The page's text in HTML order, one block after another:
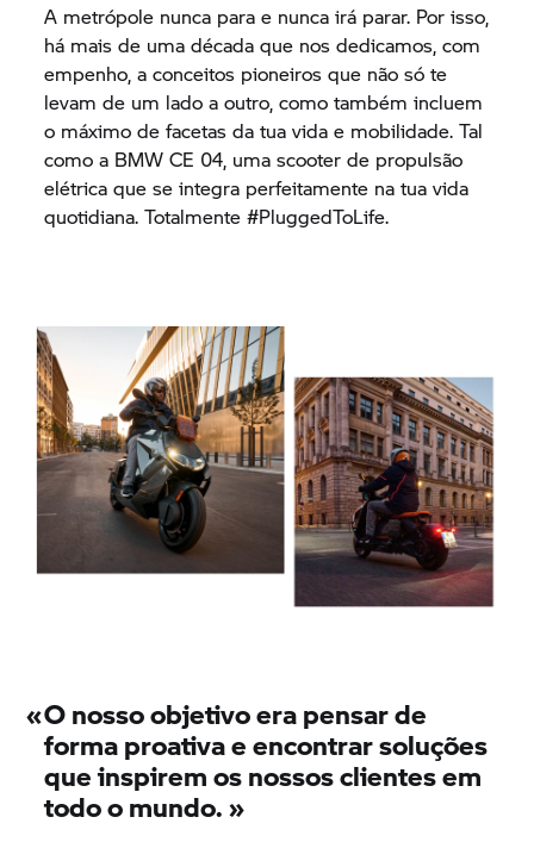
A metrópole nunca para e nunca irá parar. Por isso,
há mais de uma década que nos dedicamos, com
empenho, a conceitos pioneiros que não só te
levam de um lado a outro, como também incluem
o máximo de facetas da tua vida e mobilidade. Tal
como a BMW CE 04, uma scooter de propulsão
elétrica que se integra perfeitamente na tua vida
quotidiana. Totalmente #PluggedToLife.
«O nosso objetivo era pensar de
forma proativa e encontrar soluções
que inspirem os nossos clientes em
todo o mundo.»